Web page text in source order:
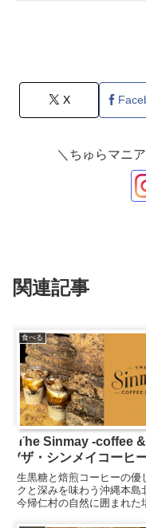
X
＼ちゅらマニ
関連記事
食べる
The Sinmay -coffee
(ザ・シンメイコーヒ
生黒糖と焙煎コーヒーの優
クと深みを味わう沖縄本島
今帰仁村の自然に囲まれた